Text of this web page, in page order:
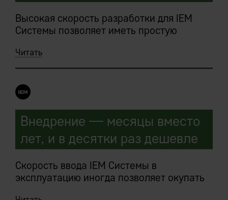
Высокая скорость разработки для IEM
Системы позволяет иметь простую
функциональность наращивается
быстро.
Внедряемые IEM-решения являются
сборными, под требования конкретного
предприятия, конструкторами.
Заказчик в ходе предпроектных работ
мечтает «хочу то, то и то, и еще вот
такую-то клевую штуку где-то слышал, ее
тоже хочу».
Читать
Внедрение — месяцы вместо
лет, и в десятки раз дешевле
Скорость ввода IEM Системы в
эксплуатацию иногда позволяет окупать